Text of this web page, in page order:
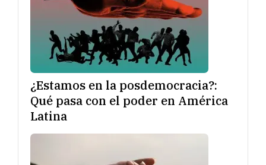
¿Estamos en la posdemocracia?:
Qué pasa con el poder en América
Latina